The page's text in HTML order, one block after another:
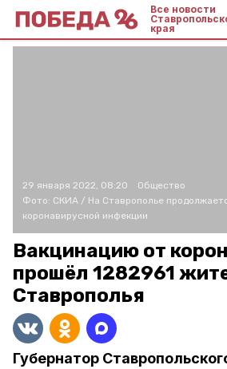
Все новости
края
29 января 2022, 08:20
Общество
Фото: СКИА / На Ставрополье
коронавирусной инфекции
Вакцинацию от
прошёл 1282961
Ставрополья
Губернатор